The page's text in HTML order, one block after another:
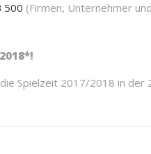
500 (Firmen, Unternehmer
Spielzeit 2017/2018 in der